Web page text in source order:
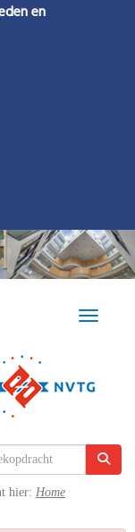
en
Toggle
hier: Home